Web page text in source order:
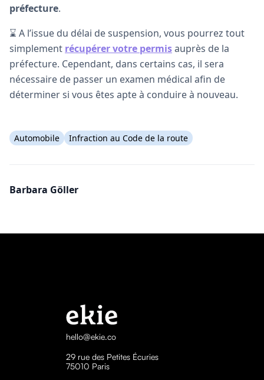
préfecture.
⌛ A l’issue du délai de suspension, vous pourrez tout
simplement récupérer votre permisauprès de la
préfecture. Cependant, dans certains cas, il sera
nécessaire de passer un examen médical afin de
déterminer si vous êtes apte à conduire à nouveau.
Automobile Infraction au Code de la route
Barbara Göller
hello@ekie.co
29 rue des Petites Écuries
75010 Paris